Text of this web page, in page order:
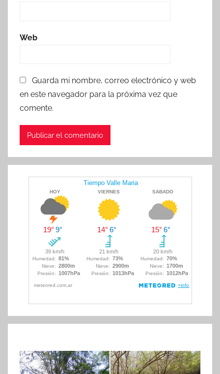
Web
Guarda mi nombre, correo electrónico y web
en este navegador para la próxima vez que
comente.